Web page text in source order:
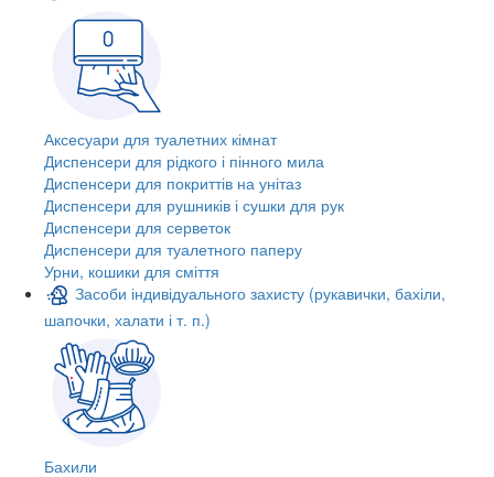
Аксесуари для туалетних кімнат
Диспенсери для рідкого і пінного мила
Диспенсери для покриттів на унітаз
Диспенсери для рушників і сушки для рук
Диспенсери для серветок
Диспенсери для туалетного паперу
Урни, кошики для сміття
Засоби індивідуального захисту (рукавички, бахіли,
шапочки, халати і т. п.)
Бахили